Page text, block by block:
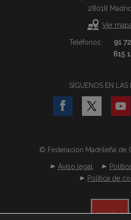
28018 Madrid
Ver
Teléfonos:
91
615
SÍGUENOS EN LAS
© Federacion Madrileña de
Aviso legal
Política de